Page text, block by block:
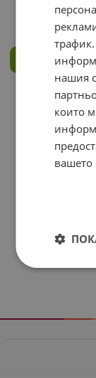
€ /
КУПИ
нашия
които
вашето